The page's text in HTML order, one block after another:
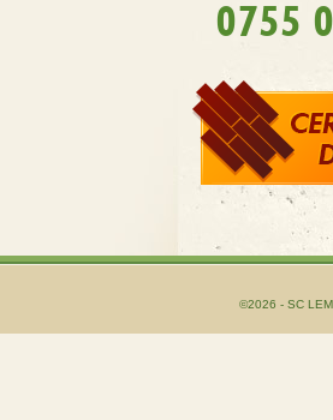
0755
©2026 - SC